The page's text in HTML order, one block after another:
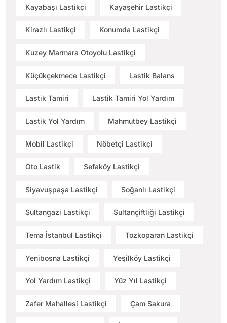
Kayabaşı Lastikçi Kayaşehir Lastikçi
Kirazlı Lastikçi Konumda Lastikçi
Kuzey Marmara Otoyolu Lastikçi
Küçükçekmece Lastikçi Lastik Balans
Lastik Tamiri Lastik Tamiri Yol Yardım
Lastik Yol Yardım Mahmutbey Lastikçi
Mobil Lastikçi Nöbetçi Lastikçi
Oto Lastik Sefaköy Lastikçi
Siyavuşpaşa Lastikçi Soğanlı Lastikçi
Sultangazi Lastikçi Sultançiftliği Lastikçi
Tema İstanbul Lastikçi Tozkoparan Lastikçi
Yenibosna Lastikçi Yeşilköy Lastikçi
Yol Yardım Lastikçi Yüz Yıl Lastikçi
Zafer Mahallesi Lastikçi Çam Sakura